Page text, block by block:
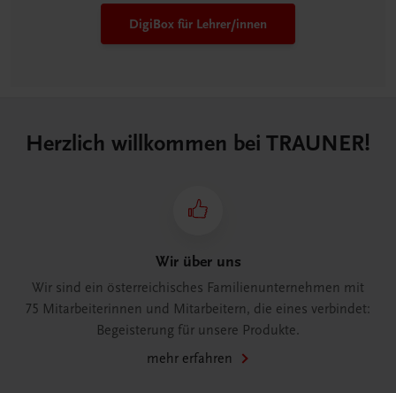
DigiBox für Lehrer/innen
Herzlich willkommen bei TRAUNER!
Wir über uns
Wir sind ein österreichisches Familienunternehmen mit
75 Mitarbeiterinnen und Mitarbeitern, die eines verbindet:
Begeisterung für unsere Produkte.
mehr erfahren